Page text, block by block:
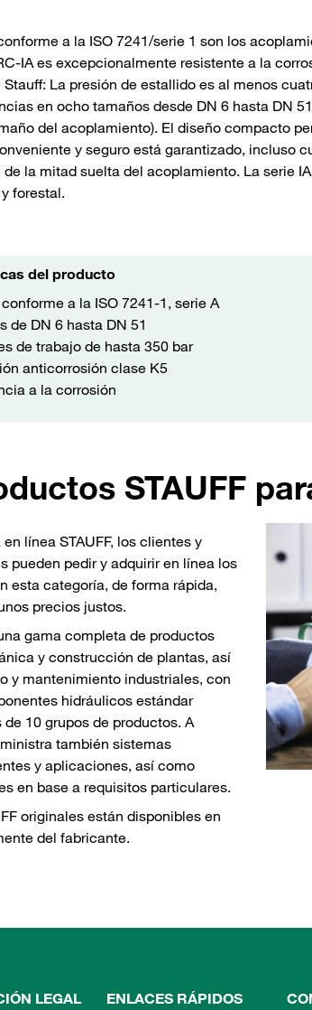
a la ISO 7241/serie 1 son los
IA es excepcionalmente resistente a la
La presión de estallido es al menos
en ocho tamaños desde DN 6 hasta DN
del acoplamiento). El diseño compacto
y seguro está garantizado, incluso
la mitad suelta del acoplamiento. La serie
forestal.
del producto
a la ISO 7241-1, serie A
de DN 6 hasta DN 51
de trabajo de hasta 350 bar
anticorrosión clase K5
a la corrosión
STAUFF
línea STAUFF, los clientes y
pueden pedir y adquirir en línea los
esta categoría, de forma rápida,
precios justos.
gama completa de productos
y construcción de plantas, así
y mantenimiento industriales, con
hidráulicos estándar
10 grupos de productos. A
también sistemas
y aplicaciones, así como
en base a requisitos particulares.
originales están disponibles en
del fabricante.
LEGAL ENLACES RÁPIDOS